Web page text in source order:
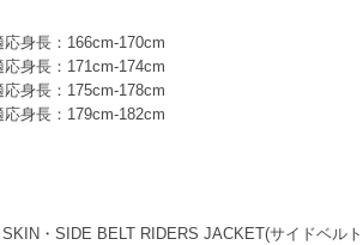
身長：166cm-170cm
身長：171cm-174cm
身長：175cm-178cm
身長：179cm-182cm
・SIDE BELT RIDERS JACKET(サイドベル